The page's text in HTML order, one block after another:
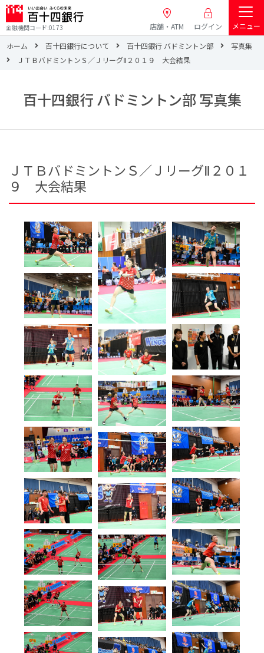
金融機関コード:0173 店舗・ATM ログイン
メニュー
ホーム
百十四銀行について 百十四銀行 バドミントン部
写真集
ＪＴＢバドミントンＳ／ＪリーグⅡ２０１９ 大会結果
百十四銀行 バドミントン部 写真集
ＪＴＢバドミントンＳ／ＪリーグⅡ２０１
９ 大会結果